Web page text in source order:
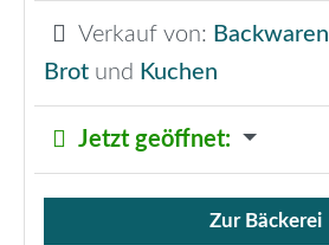
Verkauf von: Backwaren
Brot und Kuchen
Jetzt geöffnet:
Verkauf von Brötchen,
Zur Bäckerei